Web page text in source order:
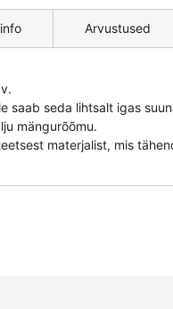
saab seda lihtsalt igas
mängurõõmu.
materjalist, mis
Arvustused